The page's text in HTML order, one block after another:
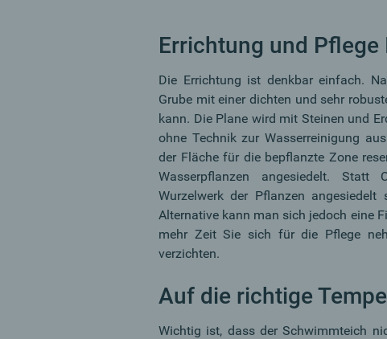
Errichtung und
Die Errichtung ist denkbar einfach.
Grube mit einer dichten und sehr
kann. Die Plane wird mit Steinen und
ohne Technik zur Wasserreinigung
der Fläche für die bepflanzte Zone
Wasserpflanzen angesiedelt. Statt
Wurzelwerk der Pflanzen
Alternative kann man sich jedoch eine
mehr Zeit Sie sich für die Pflege
verzichten.
Auf die richtige
Wichtig ist, dass der Schwimmteich